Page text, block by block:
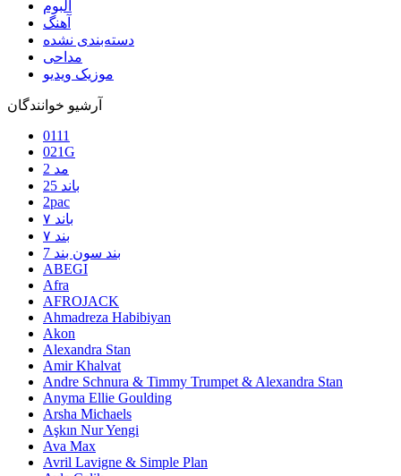
آلبوم
آهنگ
دسته‌بندی نشده
مداحی
موزیک ویدیو
آرشیو خوانندگان
0111
021G
2 مد
25 باند
2pac
۷ باند
۷ بند
7 بند سون بند
ABEGI
Afra
AFROJACK
Ahmadreza Habibiyan
Akon
Alexandra Stan
Amir Khalvat
Andre Schnura & Timmy Trumpet & Alexandra Stan
Anyma Ellie Goulding
Arsha Michaels
Aşkın Nur Yengi
Ava Max
Avril Lavigne & Simple Plan